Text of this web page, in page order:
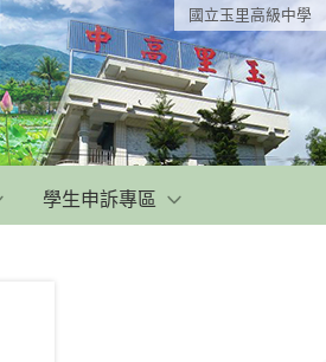
國立玉里高級中學
學生申訴專區